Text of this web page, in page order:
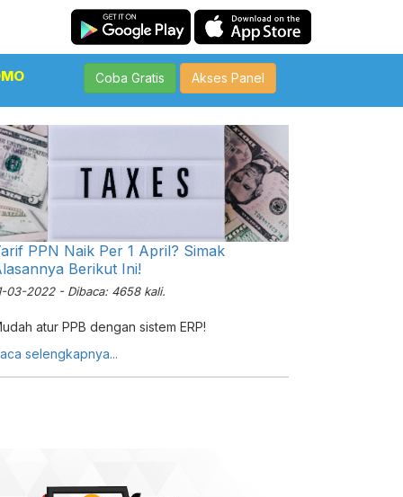
Coba Gratis Akses Panel
PPN Naik Per 1 April? Simak
Berikut Ini!
03-2022 - Dibaca: 4658 kali.
atur PPB dengan sistem ERP!
selengkapnya...